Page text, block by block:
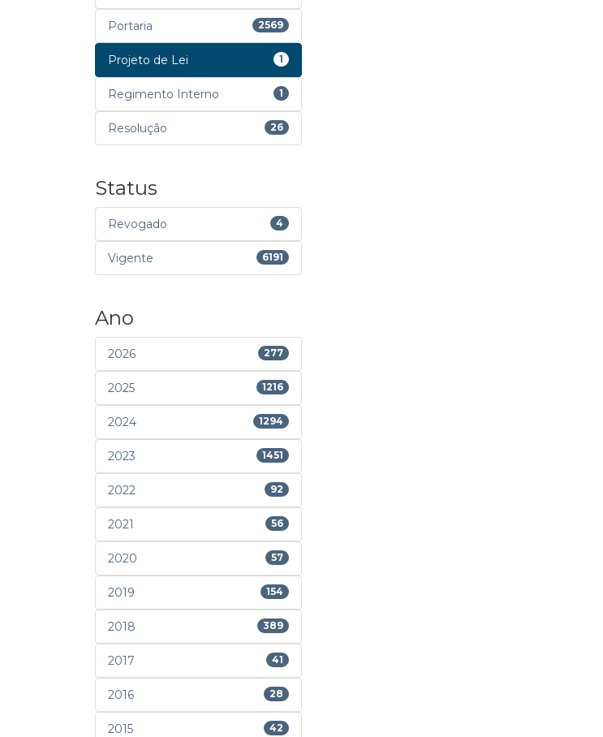
Portaria 2569
Projeto de Lei 1
Regimento Interno 1
Resolução 26
Status
Revogado 4
Vigente 6191
Ano
2026 277
2025 1216
2024 1294
2023 1451
2022 92
2021 56
2020 57
2019 154
2018 389
2017 41
2016 28
2015 42